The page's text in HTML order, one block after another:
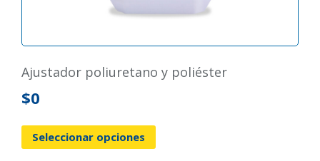
ajustador poliuretano y poliéster
$0
Seleccionar opciones